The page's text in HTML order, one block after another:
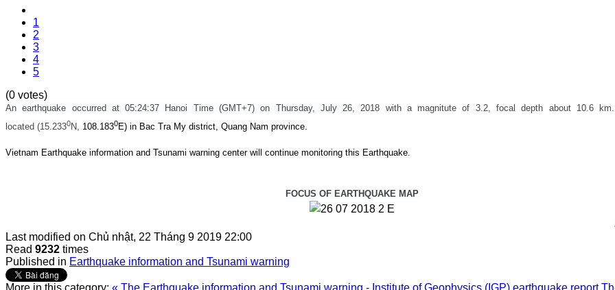
1
2
3
4
5
(0 votes)
An earthquake occurred at 05:24:37 Hanoi Time (GMT+7) on Thursday, July 26 , 2018 with a magnitute of 3.2, focal depth about 10.6
located (15.2330N, 108.1830E) in Bac Tra My district, Quang Nam province.
Vietnam Earthquake information and Tsunami warning center will continue monitoring this Earthquake.
FOCUS OF EARTHQUAKE MAP
Last modified on Chủ nhật, 22 Tháng 9 2019 22:00
Read 9232 times
Published in Earthquake information and Tsunami warning